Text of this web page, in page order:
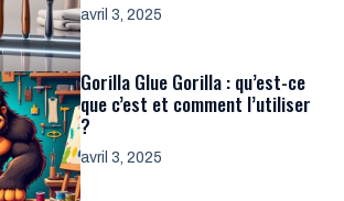
avril 3, 2025
Gorilla Glue Gorilla : qu’est-ce
que c’est et comment l’utiliser
?
avril 3, 2025